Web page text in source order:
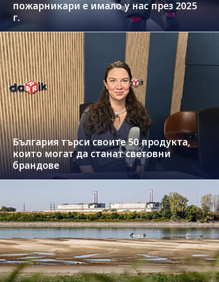
пожарникари е имало у нас през 2025
г.
България търси своите 50 продукта,
които могат да станат световни
брандове